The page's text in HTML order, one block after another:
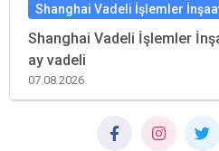
Shanghai Vadeli İşlemler
Shanghai Vadeli İşlemler
ay vadeli
07.08.2026